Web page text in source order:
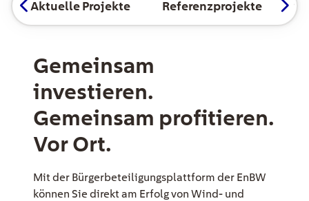
Aktuelle Projekte Referenzprojekte
Gemeinsam
investieren.
Gemeinsam profitieren.
Vor Ort.
EE Text
Mit der Bürgerbeteiligungsplattform der EnBW
können Sie direkt am Erfolg von Wind- und